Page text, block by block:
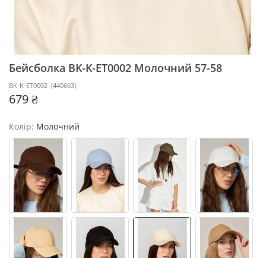
Бейсболка BK-K-ET0002 Молочний 57-58
BK-K-ET0002 (440663)
679 ₴
Колір: Молочний